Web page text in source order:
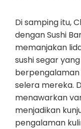
Di samping itu,
dengan Sushi
memanjakan
sushi segar
selera mereka.
menawarkan
menjadikan
pengalaman